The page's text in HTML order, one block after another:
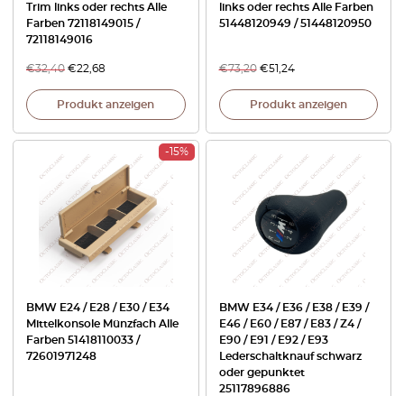
Trim links oder rechts Alle
Farben 72118149015 /
72118149016
€32,40 €22,68
Produkt anzeigen
links oder rechts Alle Farben
51448120949 / 51448120950
€73,20 €51,24
Produkt anzeigen
-15%
BMW E24 / E28 / E30 / E34
Mittelkonsole Münzfach Alle
Farben 51418110033 /
72601971248
BMW E34 / E36 / E38 / E39 /
E46 / E60 / E87 / E83 / Z4 /
E90 / E91 / E92 / E93
Lederschaltknauf schwarz
oder gepunktet
25117896886